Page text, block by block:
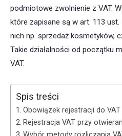
podmiotowe zwolnienie z VAT.
które zapisane są w art. 113 ust.
nich np. sprzedaż kosmetyków,
Takie działalności od początku
VAT.
Spis treści
Obowiązek rejestracji do
Rejestracja VAT przy